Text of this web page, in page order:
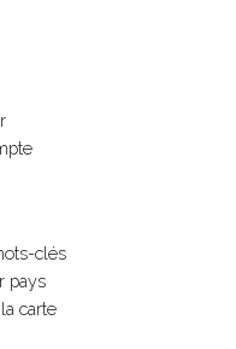
clés
pays
carte